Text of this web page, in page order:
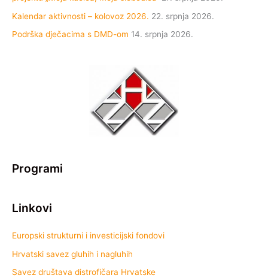
Kalendar aktivnosti – kolovoz 2026. 22. srpnja 2026.
Podrška dječacima s DMD-om 14. srpnja 2026.
Programi
Linkovi
Europski strukturni i investicijski fondovi
Hrvatski savez gluhih i nagluhih
Savez društava distrofičara Hrvatske